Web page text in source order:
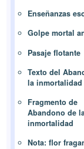
Enseñanzas
Golpe mortal
Pasaje flotante
Texto del
la inmortalidad
Fragmento de
Abandono de
inmortalidad
Nota: flor